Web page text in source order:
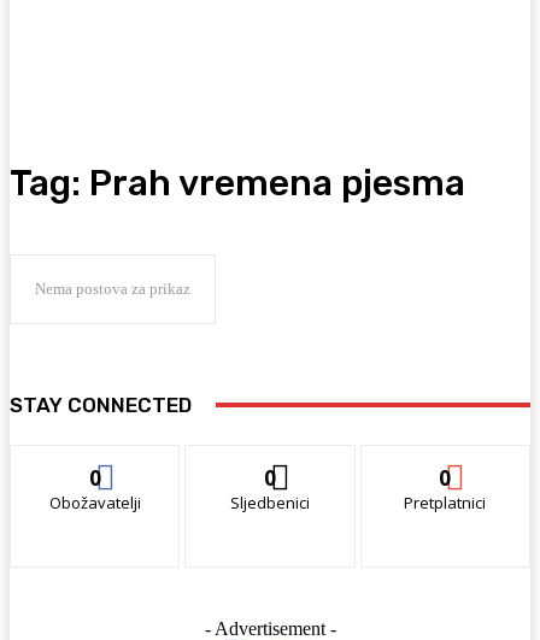
Tag: Prah vremena pjesma
Nema postova za prikaz
STAY CONNECTED
0
Obožavatelji
0
Sljedbenici
0
Pretplatnici
- Advertisement -